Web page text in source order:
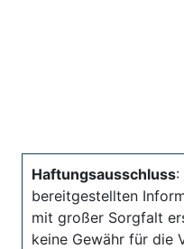
Haftungsausschluss:
bereitgestellten
mit großer Sorgfalt
keine Gewähr für die